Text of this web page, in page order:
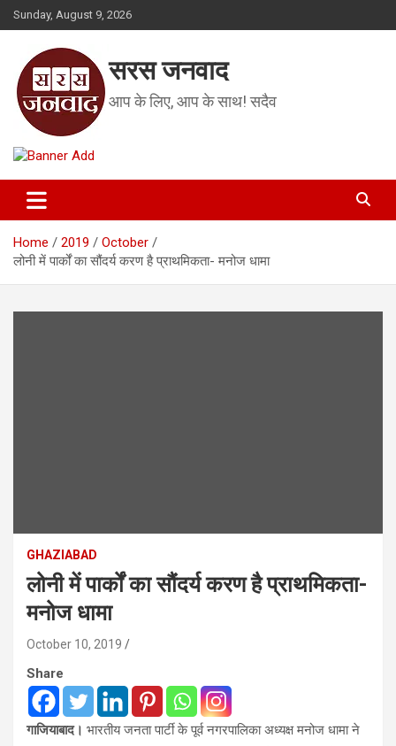
Skip
to
Sunday, August 9, 2026
सरस जनवाद
आप के लिए, आप के साथ! सदैव
Home 2019
October
लोनी में पार्कों का सौंदर्य करण है प्राथमिकता- मनोज धामा
GHAZIABAD
लोनी में पार्कों का सौंदर्य करण है प्राथमिकता-
मनोज धामा
October 10, 2019
Share
गाजियाबाद। भारतीय जनता पार्टी के पूर्व नगरपालिका अध्यक्ष मनोज धामा ने